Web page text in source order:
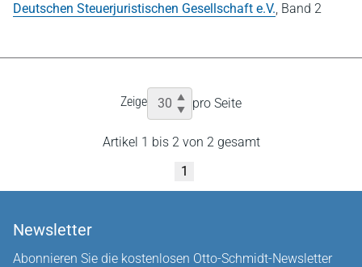
Deutschen Steuerjuristischen Gesellschaft e.V., Band 2
Zeige pro Seite
Artikel 1 bis 2 von 2 gesamt
1
Newsletter
Abonnieren Sie die kostenlosen Otto-Schmidt-Newsletter